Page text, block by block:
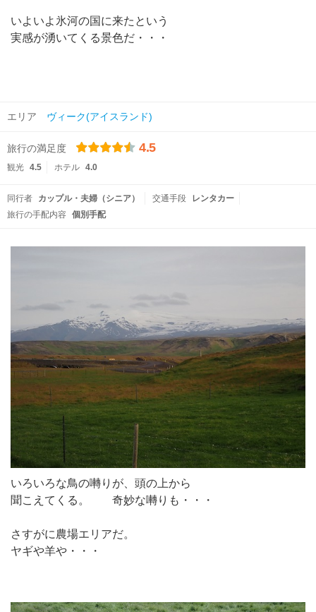
いよいよ氷河の国に来たという
実感が湧いてくる景色だ・・・
エリア ヴィーク(アイスランド)
旅行の満足度 4.5
観光 4.5 ホテル 4.0
同行者 カップル・夫婦（シニア） 交通手段
レンタカー
旅行の手配内容
個別手配
いろいろな鳥の囀りが、頭の上から
聞こえてくる。 奇妙な囀りも・・・
さすがに農場エリアだ。
ヤギや羊や・・・